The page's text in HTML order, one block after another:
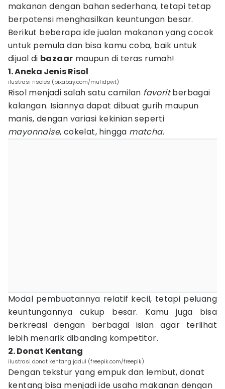
makanan dengan bahan sederhana, tetapi tetap
berpotensi menghasilkan keuntungan besar.
Berikut beberapa ide jualan makanan yang cocok
untuk pemula dan bisa kamu coba, baik untuk
dijual di bazaar maupun di teras rumah!
1. Aneka Jenis Risol
ilustrasi risoles (pixabay.com/mufidpwt)
Risol menjadi salah satu camilan favoritberbagai
kalangan. Isiannya dapat dibuat gurih maupun
manis, dengan variasi kekinian seperti
mayonnaise, cokelat, hingga matcha.
Modal pembuatannya relatif kecil, tetapi peluang
keuntungannya cukup besar. Kamu juga bisa
berkreasi dengan berbagai isian agar terlihat
lebih menarik dibanding kompetitor.
2. Donat Kentang
ilustrasi donat kentang jadul (freepik.com/freepik)
Dengan tekstur yang empuk dan lembut, donat
kentang bisa menjadi ide usaha makanan dengan